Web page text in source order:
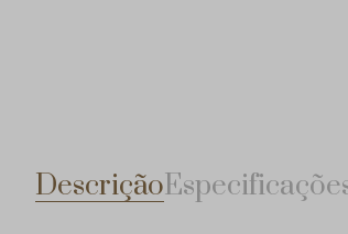
Descrição